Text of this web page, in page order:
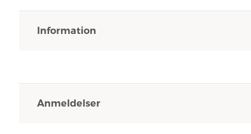
Information
Anmeldelser